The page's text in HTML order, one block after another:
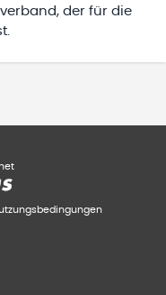
der für die